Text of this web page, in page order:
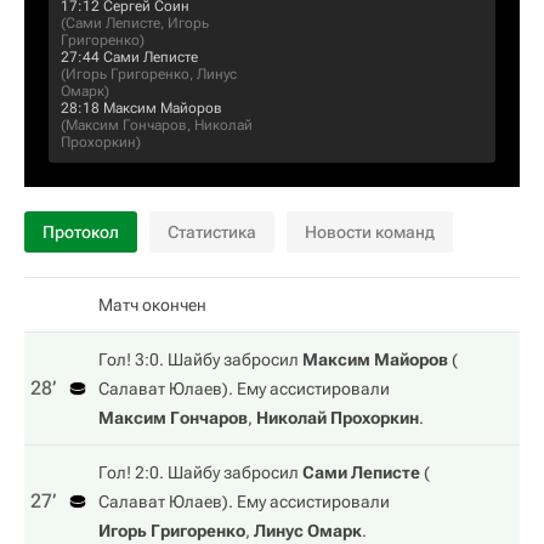
17:12 Сергей Соин
(Сами Леписте, Игорь
Григоренко)
27:44 Сами Леписте
(Игорь Григоренко, Линус
Омарк)
28:18 Максим Майоров
(Максим Гончаров, Николай
Прохоркин)
Протокол Статистика Новости команд
Матч окончен
28‎’‎
Гол! 3:0. Шайбу забросил Максим Майоров(
Салават Юлаев). Ему ассистировали
Максим Гончаров, Николай Прохоркин.
27‎’‎
Гол! 2:0. Шайбу забросил Сами Леписте(
Салават Юлаев). Ему ассистировали
Игорь Григоренко, Линус Омарк.